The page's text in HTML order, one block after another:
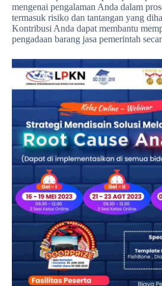
mengenai pengalaman Anda dalam
termasuk risiko dan tantangan yang
Kontribusi Anda dapat membantu
pengadaan barang jasa pemerintah